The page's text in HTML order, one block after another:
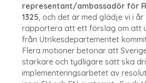
representant/ambassadör för
1325, och det är med glädje vi i år
rapportera att ett förslag om att
från Utrikesdepartementet
Flera motioner betonar att
starkare och tydligare sätt ska
implementeringsarbetet av